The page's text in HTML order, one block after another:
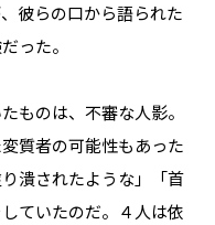
彼らの口から語られた
た――。
ものは、不審な人影。
質者の可能性もあった
潰されたような」「首
ていたのだ。４人は依